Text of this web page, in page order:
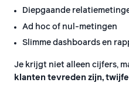
Diepgaande
Ad hoc of nul-metingen
Slimme dashboards en
Je krijgt niet alleen cijfers,
klanten tevreden zijn,